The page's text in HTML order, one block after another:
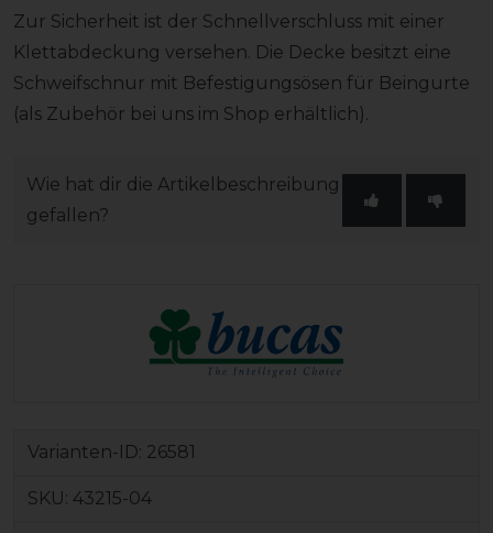
Zur Sicherheit ist der Schnellverschluss mit einer
Klettabdeckung versehen. Die Decke besitzt eine
Schweifschnur mit Befestigungsösen für Beingurte
(als Zubehör bei uns im Shop erhältlich).
Wie hat dir die Artikelbeschreibung
gefallen?
Varianten-ID: 26581
SKU: 43215-04